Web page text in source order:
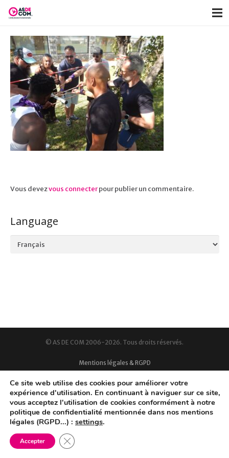
Vous devezvous connecterpour publier un commentaire.
Language
Language
© AS DE COM 2006-2026. Tous droits réservés.
Mentions légales & RGPD
Ce site web utilise des cookies pour améliorer votre
expérience d'utilisation. En continuant à naviguer sur ce site,
vous acceptez l'utilisation de cookies conformément à notre
politique de confidentialité mentionnée dans nos mentions
légales (RGPD...) : settings.
Accepter Fermer la bannière des cookies GDPR